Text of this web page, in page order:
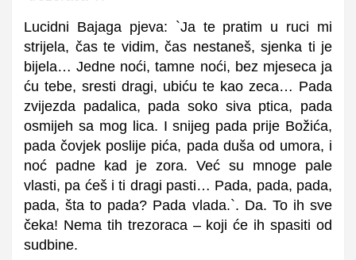
Lucidni Bajaga pjeva: `Ja te pratim u ruci mi
strijela, čas te vidim, čas nestaneš, sjenka ti je
bijela… Jedne noći, tamne noći, bez mjeseca ja
ću tebe, sresti dragi, ubiću te kao zeca… Pada
zvijezda padalica, pada soko siva ptica, pada
osmijeh sa mog lica. I snijeg pada prije Božića,
pada čovjek poslije pića, pada duša od umora, i
noć padne kad je zora. Već su mnoge pale
vlasti, pa ćeš i ti dragi pasti… Pada, pada, pada,
pada, šta to pada? Pada vlada.`. Da. To ih sve
čeka! Nema tih trezoraca – koji će ih spasiti od
sudbine.